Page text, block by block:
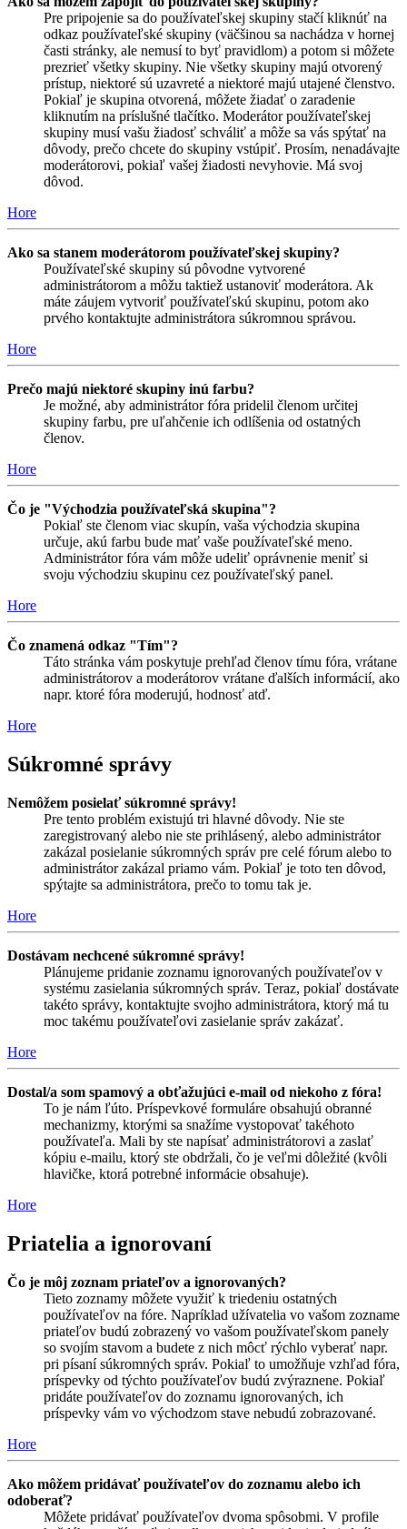
Pre pripojenie sa do používateľskej skupiny stačí kliknúť na
odkaz používateľské skupiny (väčšinou sa nachádza v hornej
časti stránky, ale nemusí to byť pravidlom) a potom si môžete
prezrieť všetky skupiny. Nie všetky skupiny majú otvorený
prístup, niektoré sú uzavreté a niektoré majú utajené členstvo.
Pokiaľ je skupina otvorená, môžete žiadať o zaradenie
kliknutím na príslušné tlačítko. Moderátor používateľskej
skupiny musí vašu žiadosť schváliť a môže sa vás spýtať na
dôvody, prečo chcete do skupiny vstúpiť. Prosím, nenadávajte
moderátorovi, pokiaľ vašej žiadosti nevyhovie. Má svoj
dôvod.
Hore
Ako sa stanem moderátorom používateľskej skupiny?
Používateľské skupiny sú pôvodne vytvorené
administrátorom a môžu taktiež ustanoviť moderátora. Ak
máte záujem vytvoriť používateľskú skupinu, potom ako
prvého kontaktujte administrátora súkromnou správou.
Hore
Prečo majú niektoré skupiny inú farbu?
Je možné, aby administrátor fóra pridelil členom určitej
skupiny farbu, pre uľahčenie ich odlíšenia od ostatných
členov.
Hore
Čo je "Východzia používateľská skupina"?
Pokiaľ ste členom viac skupín, vaša východzia skupina
určuje, akú farbu bude mať vaše používateľské meno.
Administrátor fóra vám môže udeliť oprávnenie meniť si
svoju východziu skupinu cez používateľský panel.
Hore
Čo znamená odkaz "Tím"?
Táto stránka vám poskytuje prehľad členov tímu fóra, vrátane
administrátorov a moderátorov vrátane ďalších informácií, ako
napr. ktoré fóra moderujú, hodnosť atď.
Hore
Súkromné správy
Nemôžem posielať súkromné správy!
Pre tento problém existujú tri hlavné dôvody. Nie ste
zaregistrovaný alebo nie ste prihlásený, alebo administrátor
zakázal posielanie súkromných správ pre celé fórum alebo to
administrátor zakázal priamo vám. Pokiaľ je toto ten dôvod,
spýtajte sa administrátora, prečo to tomu tak je.
Hore
Dostávam nechcené súkromné správy!
Plánujeme pridanie zoznamu ignorovaných používateľov v
systému zasielania súkromných správ. Teraz, pokiaľ dostávate
takéto správy, kontaktujte svojho administrátora, ktorý má tu
moc takému používateľovi zasielanie správ zakázať.
Hore
Dostal/a som spamový a obťažujúci e-mail od niekoho z fóra!
To je nám ľúto. Príspevkové formuláre obsahujú obranné
mechanizmy, ktorými sa snažíme vystopovať takéhoto
používateľa. Mali by ste napísať administrátorovi a zaslať
kópiu e-mailu, ktorý ste obdržali, čo je veľmi dôležité (kvôli
hlavičke, ktorá potrebné informácie obsahuje).
Hore
Priatelia a ignorovaní
Čo je môj zoznam priateľov a ignorovaných?
Tieto zoznamy môžete využiť k triedeniu ostatných
používateľov na fóre. Napríklad užívatelia vo vašom zozname
priateľov budú zobrazený vo vašom používateľskom panely
so svojím stavom a budete z nich môcť rýchlo vyberať napr.
pri písaní súkromných správ. Pokiaľ to umožňuje vzhľad fóra,
príspevky od týchto používateľov budú zvýraznene. Pokiaľ
pridáte používateľov do zoznamu ignorovaných, ich
príspevky vám vo východzom stave nebudú zobrazované.
Hore
Ako môžem pridávať používateľov do zoznamu alebo ich
odoberať?
Môžete pridávať používateľov dvoma spôsobmi. V profile